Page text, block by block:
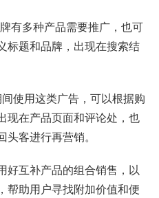
有多种产品需要推广，也可
标题和品牌，出现在搜索结
使用这类广告，可以根据购
现在产品页面和评论处，也
客进行再营销。
好互补产品的组合销售，以
帮助用户寻找附加价值和便